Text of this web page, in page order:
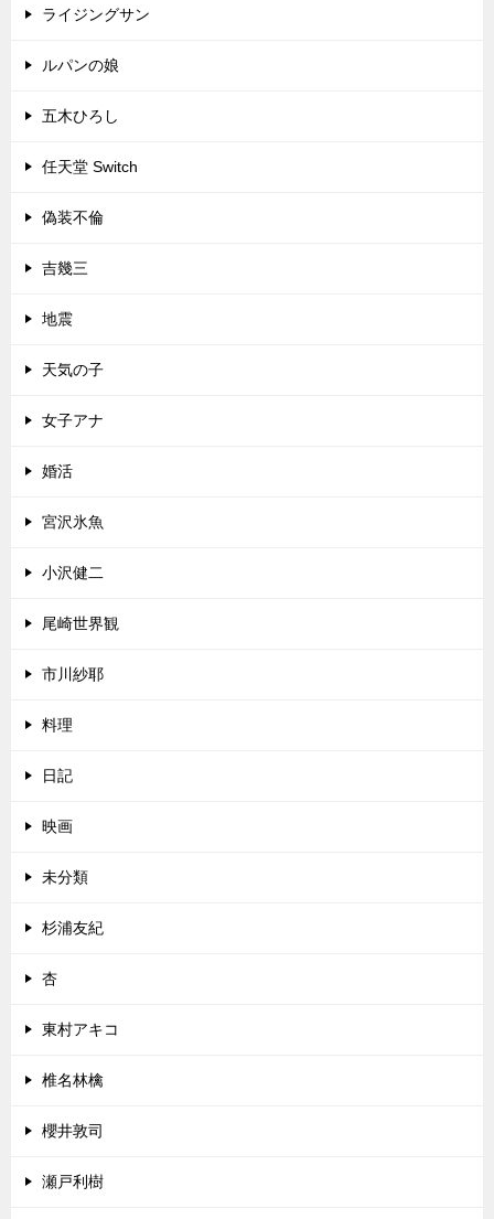
ライジングサン
ルパンの娘
五木ひろし
任天堂 Switch
偽装不倫
吉幾三
地震
天気の子
女子アナ
婚活
宮沢氷魚
小沢健二
尾崎世界観
市川紗耶
料理
日記
映画
未分類
杉浦友紀
杏
東村アキコ
椎名林檎
櫻井敦司
瀬戸利樹